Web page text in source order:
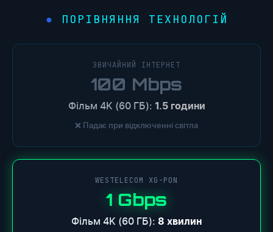
ПОРІВНЯННЯ ТЕХНОЛОГІЙ
ЗВИЧАЙНИЙ ІНТЕРНЕТ
100 Mbps
Фільм 4K (60 ГБ): 1.5 години
❌ Падає при відключенні світла
WESTELECOM XG-PON
1 Gbps
Фільм 4K (60 ГБ): 8 хвилин